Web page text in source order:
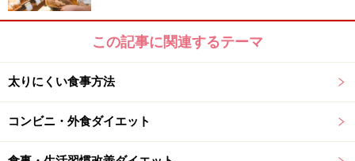
・玉ねぎ 1/2個
・アボカド 1/3個
・トマト 1/2個
■簡単4ステップレシピ
この記事に関連するテーマ
太りにくい食事方法
コンビニ・外食ダイエット